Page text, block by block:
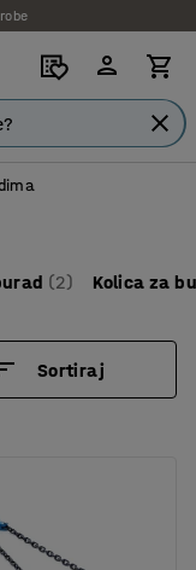
(2) Kolica za
Sortiraj